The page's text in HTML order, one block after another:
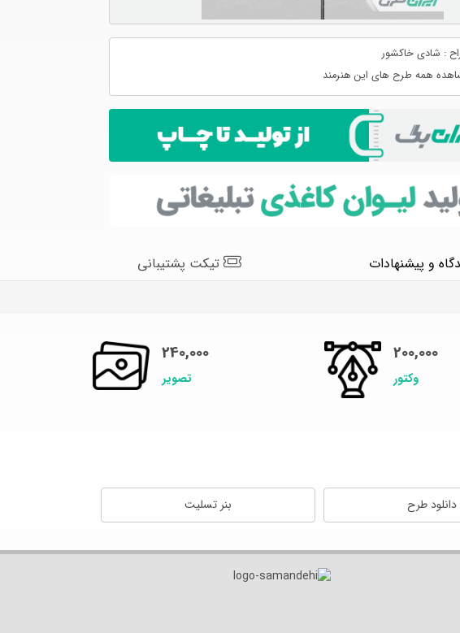
: شادی خاکشور
همه طرح های این هنرمند
تیکت پشتیبانی
200,000
وکتور
240,000
تصویر
دانلود طرح بنر تسلیت